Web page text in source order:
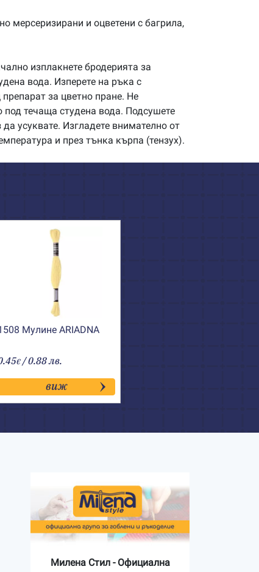
мерсеризирани и оцветени с багрила,
изплакнете бродерията за
вода. Изперете на ръка с
за цветно пране. Не
под течаща студена вода. Подсушете
усуквате. Изгладете внимателно от
и през тънка кърпа (тензух).
Мулине АRIADNA
€ / 0.88 лв.
виж
Милена Стил - Официална